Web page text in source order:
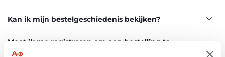
Kan ik mijn bestelgeschiedenis bekijken?
Moet ik me registreren om een bestelling te
plaatsen?